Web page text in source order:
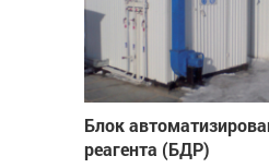
Блок
реагента (БДР)